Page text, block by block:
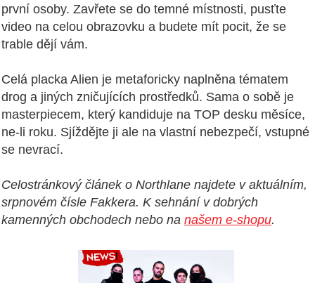
první osoby. Zavřete se do temné místnosti, pusťte
video na celou obrazovku a budete mít pocit, že se
trable dějí vám.
Celá placka Alien je metaforicky naplněna tématem
drog a jiných zničujících prostředků. Sama o sobě je
masterpiecem, který kandiduje na TOP desku měsíce,
ne-li roku. Sjíždějte ji ale na vlastní nebezpečí, vstupné
se nevrací.
Celostránkový článek o Northlane najdete v aktuálním,
srpnovém čísle Fakkera. K sehnání v dobrých
kamenných obchodech nebo na našem e-shopu.